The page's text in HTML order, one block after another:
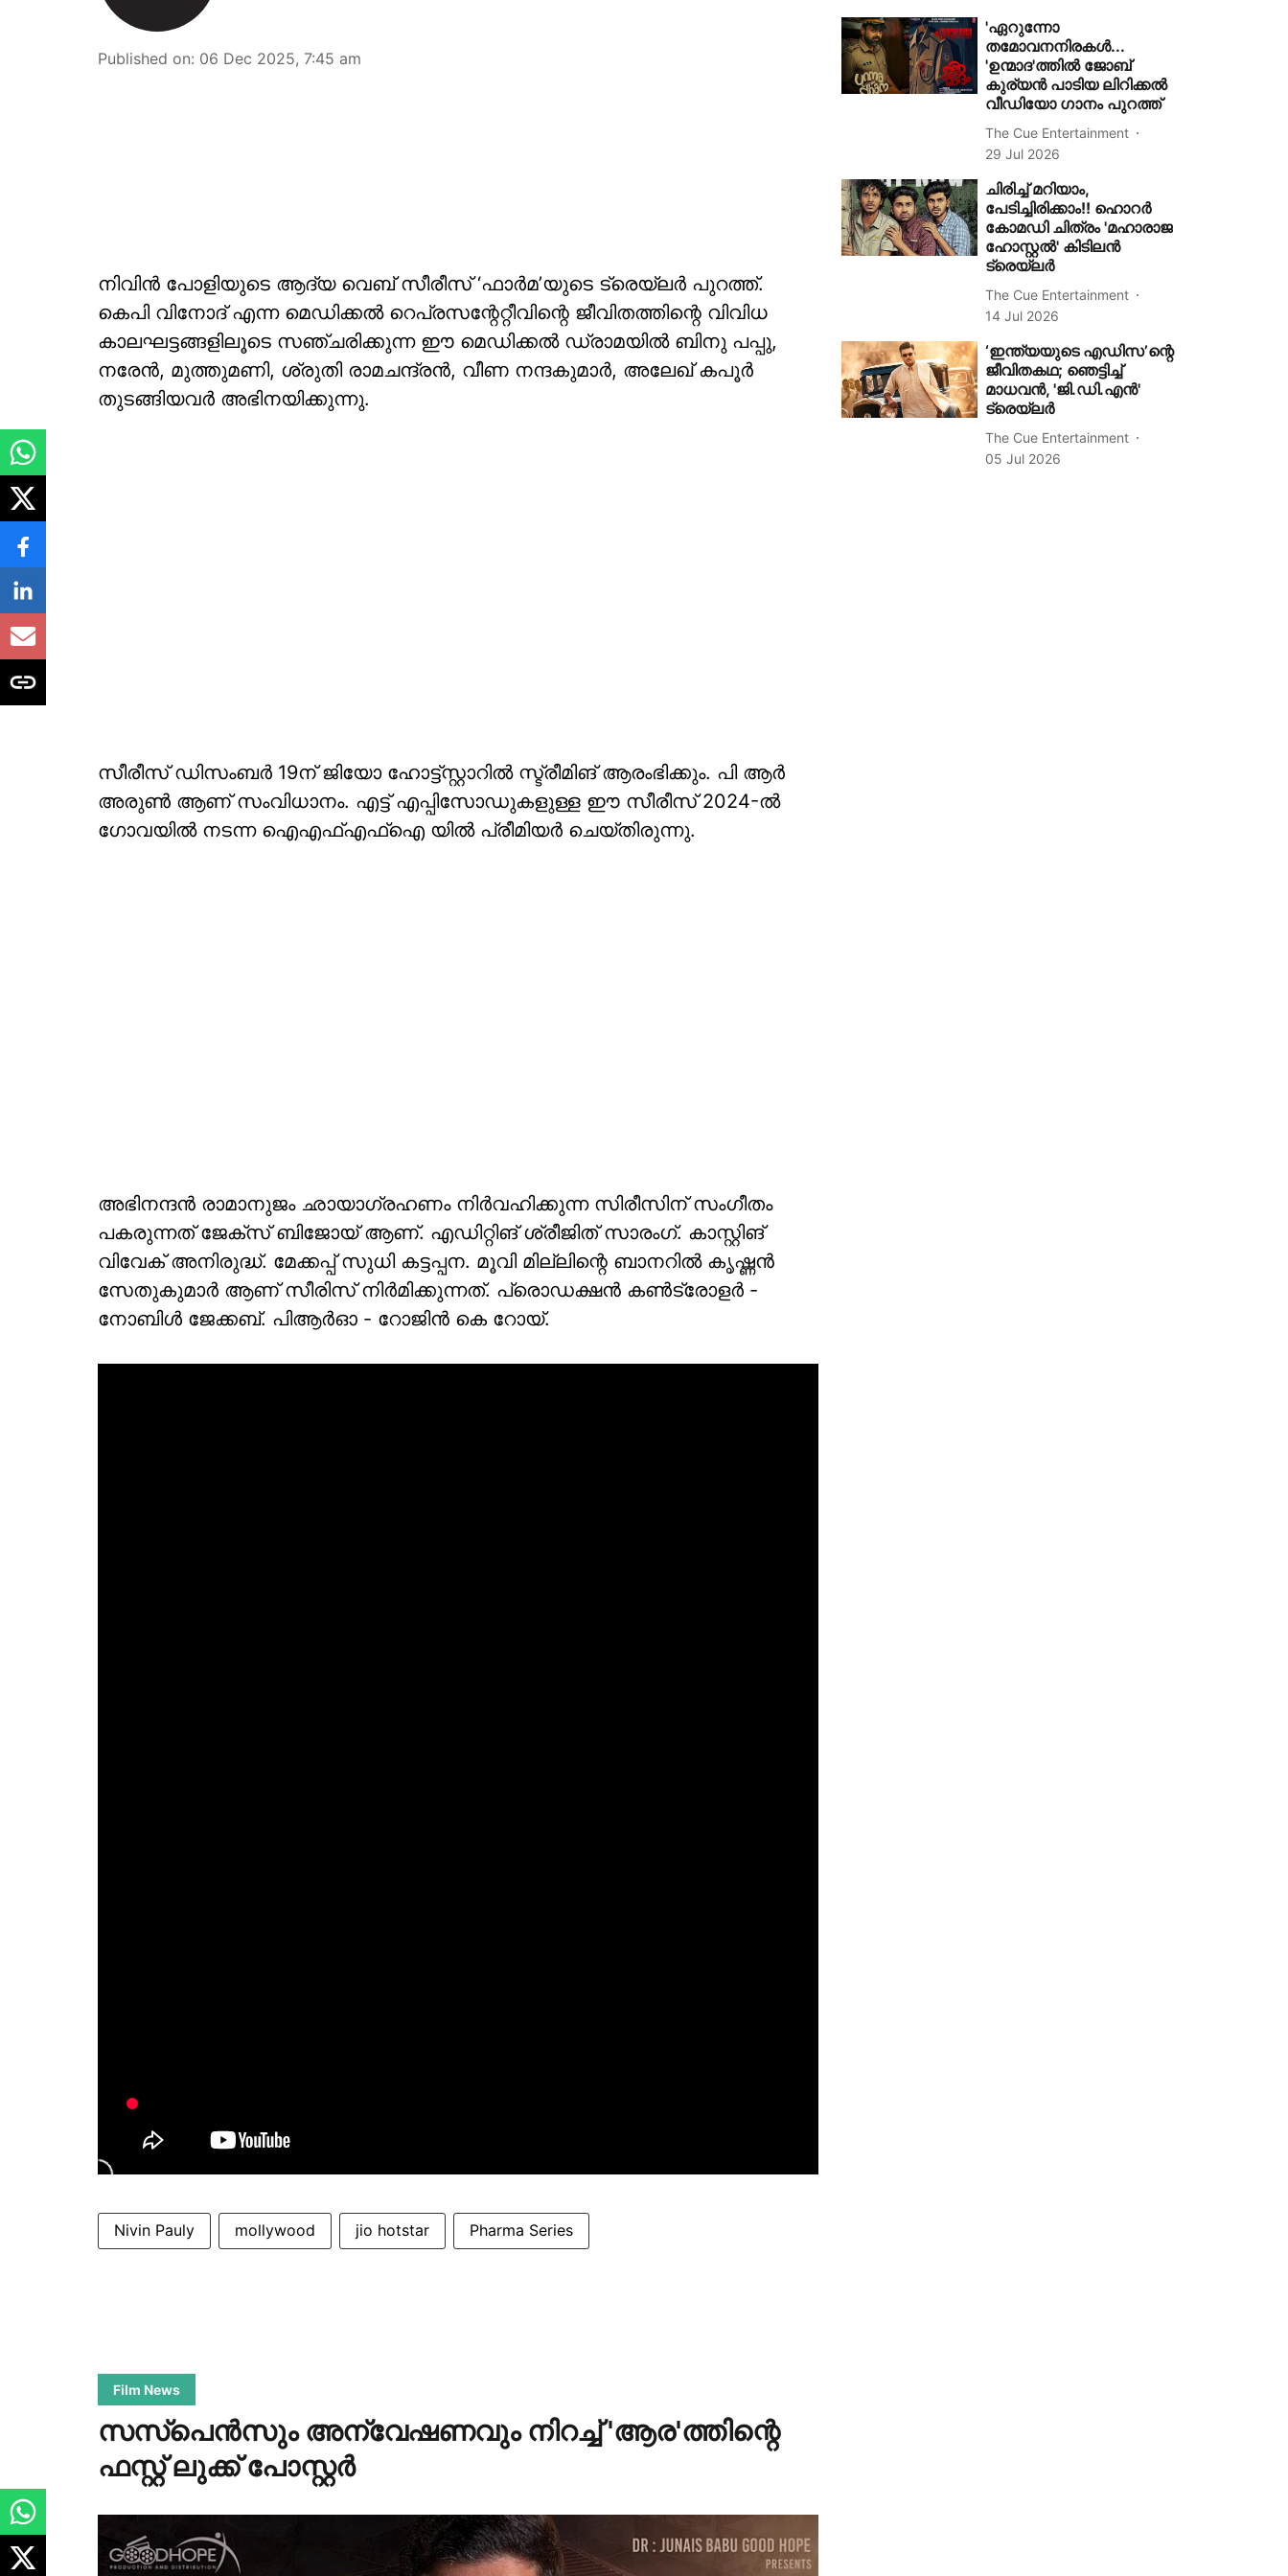
Published on: 06 Dec 2025, 7:45 am
നിവിൻ പോളിയുടെ ആദ്യ വെബ് സീരീസ് ‘ഫാർമ’യുടെ ട്രെയ്‌ലർ പുറത്ത്.
കെപി വിനോദ് എന്ന മെഡിക്കൽ റെപ്രസന്റേറ്റീവിന്റെ ജീവിതത്തിന്റെ വിവിധ
കാലഘട്ടങ്ങളിലൂടെ സഞ്ചരിക്കുന്ന ഈ മെഡിക്കൽ ഡ്രാമയിൽ ബിനു പപ്പു,
നരേൻ, മുത്തുമണി, ശ്രുതി രാമചന്ദ്രൻ, വീണ നന്ദകുമാർ, അലേഖ് കപൂർ
തുടങ്ങിയവർ അഭിനയിക്കുന്നു.
സീരീസ് ഡിസംബർ 19ന് ജിയോ ഹോട്ട്സ്റ്റാറിൽ സ്ട്രീമിങ് ആരംഭിക്കും. പി ആർ
അരുൺ ആണ് സംവിധാനം. എട്ട് എപ്പിസോഡുകളുള്ള ഈ സീരീസ് 2024-ൽ
ഗോവയിൽ നടന്ന ഐഎഫ്എഫ്ഐ യിൽ പ്രീമിയർ ചെയ്തിരുന്നു.
അഭിനന്ദന്‍ രാമാനുജം ഛായാഗ്രഹണം നിര്‍വഹിക്കുന്ന സിരീസിന് സംഗീതം
പകരുന്നത് ജേക്സ് ബിജോയ് ആണ്. എഡിറ്റിങ് ശ്രീജിത് സാരംഗ്. കാസ്റ്റിങ്
വിവേക് അനിരുദ്ധ്. മേക്കപ്പ് സുധി കട്ടപ്പന. മൂവി മില്ലിന്റെ ബാനറിൽ കൃഷ്ണൻ
സേതുകുമാർ ആണ് സീരിസ് നിർമിക്കുന്നത്. പ്രൊഡക്ഷൻ കൺട്രോളർ -
നോബിൾ ജേക്കബ്. പിആർഓ - റോജിൻ കെ റോയ്.
Nivin Pauly mollywood jio hotstar Pharma Series
'ഏറുന്നോ
തമോവനനിരകൾ...
'ഉന്മാദ'ത്തിൽ ജോബ്
കുര്യൻ പാടിയ ലിറിക്കൽ
വീഡിയോ ഗാനം പുറത്ത്
The Cue Entertainment
29 Jul 2026
ചിരിച്ച് മറിയാം,
പേടിച്ചിരിക്കാം!! ഹൊറർ
കോമഡി ചിത്രം 'മഹാരാജ
ഹോസ്റ്റൽ' കിടിലൻ
ട്രെയ്‌ലർ
The Cue Entertainment
14 Jul 2026
‘ഇന്ത്യയുടെ എഡിസ’ന്റെ
ജീവിതകഥ; ഞെട്ടിച്ച്
മാധവൻ, 'ജി.ഡി.എൻ'
ട്രെയ്‌ലർ
The Cue Entertainment
05 Jul 2026
Film News
സസ്പെൻസും അന്വേഷണവും നിറച്ച് 'ആര'ത്തിന്റെ
ഫസ്റ്റ് ലുക്ക് പോസ്റ്റർ